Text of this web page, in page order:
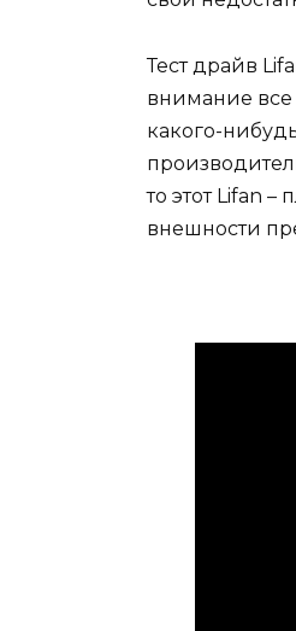
Тест драйв
внимание все
какого-
то этот Lifan
внешности